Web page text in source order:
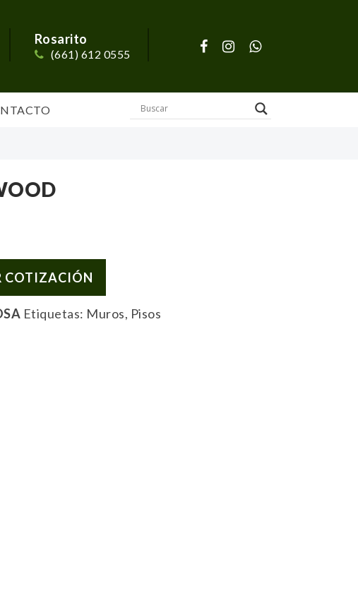
Rosarito
(661) 612 0555
COTIZACIÓN
Etiquetas: Muros, Pisos